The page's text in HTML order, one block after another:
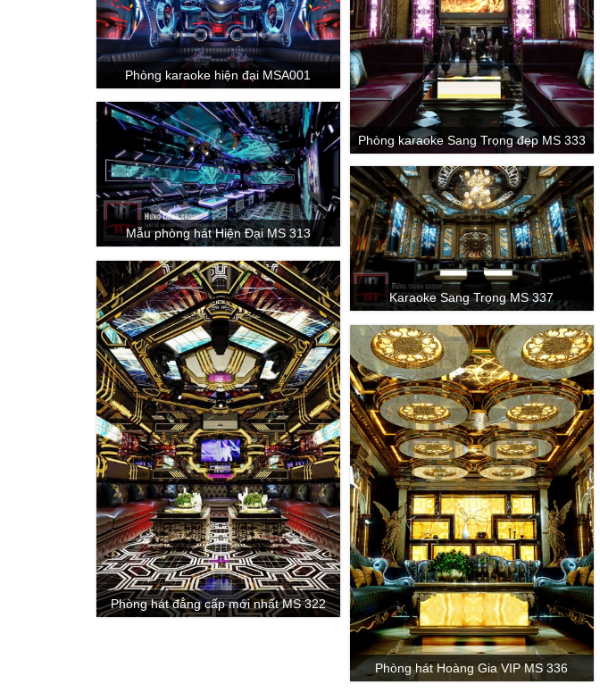
Phòng karaoke Sang Trọng đẹp MS 333
Phòng karaoke hiện đại MSA001
Mẫu phòng hát Hiện Đại MS 313
Karaoke Sang Trọng MS 337
Phòng hát đẳng cấp mới nhất MS 322
Phòng hát Hoàng Gia VIP MS 336